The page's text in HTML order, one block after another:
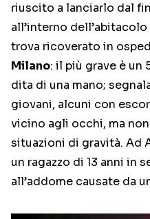
riuscito a lanciarlo dal
all’interno
trova ricoverato in
Milano: il più grave è un
dita di una mano;
giovani, alcuni con
vicino agli occhi, ma
situazioni di gravità. Ad
un ragazzo di 13 anni in
all’addome causate da